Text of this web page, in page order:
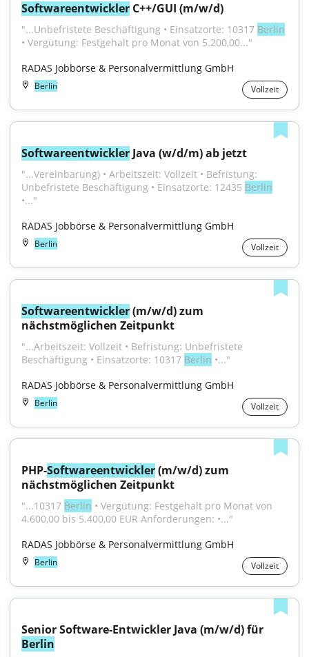
Softwareentwickler C++/GUI (m/w/d)
"...Unbefristete Beschäftigung • Einsatzorte: 10317 Berlin
• Vergütung: Festgehalt pro Monat von 5.200,00..."
RADAS Jobbörse & Personalvermittlung GmbH
Berlin Vollzeit
Softwareentwickler Java (w/d/m) ab jetzt
"...Vereinbarung) • Arbeitszeit: Vollzeit • Befristung:
Unbefristete Beschäftigung • Einsatzorte: 12435 Berlin
•..."
RADAS Jobbörse & Personalvermittlung GmbH
Berlin Vollzeit
Softwareentwickler (m/w/d) zum
nächstmöglichen Zeitpunkt
"...Arbeitszeit: Vollzeit • Befristung: Unbefristete
Beschäftigung • Einsatzorte: 10317 Berlin •..."
RADAS Jobbörse & Personalvermittlung GmbH
Berlin Vollzeit
PHP-Softwareentwickler (m/w/d) zum
nächstmöglichen Zeitpunkt
"...10317 Berlin • Vergütung: Festgehalt pro Monat von
4.600,00 bis 5.400,00 EUR Anforderungen: •..."
RADAS Jobbörse & Personalvermittlung GmbH
Berlin Vollzeit
Berlin